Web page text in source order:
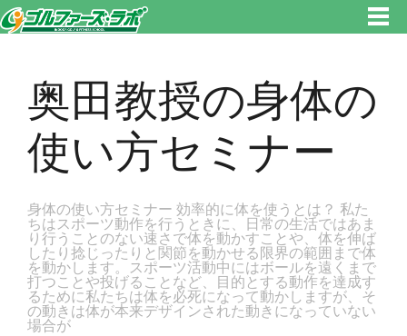
河田で気軽にゴルフレッスン！
奥田教授の身体の
使い方セミナー
身体の使い方セミナー 効率的に体を使うとは？ 私た
ちはスポーツ動作を行うときに、日常の生活ではあま
り行うことのない速さで体を動かすことや、体を伸ば
したり捻じったりと関節を動かせる限界の範囲まで体
を動かします。スポーツ活動中にはボールを遠くまで
打つことや投げることなど、目的とする動作を達成す
るために私たちは体を必死になって動かしますが、そ
の動きは体が本来デザインされた動きになっていない
場合が